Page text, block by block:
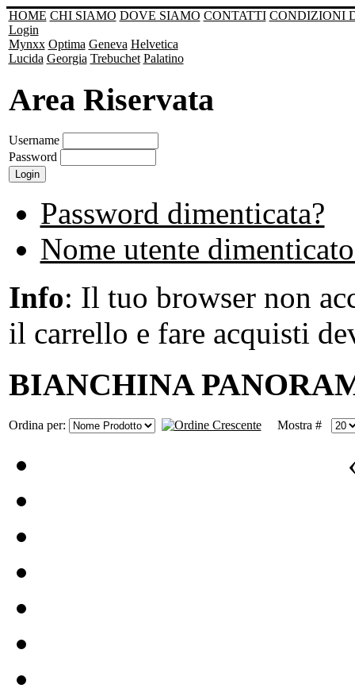
HOME CHI SIAMO DOVE SIAMO CONTATTI CONDIZIONI
Login
Mynxx Optima Geneva Helvetica
Lucida Georgia Trebuchet Palatino
Area Riservata
Username
Password
Password dimenticata?
Nome utente
Info: Il tuo browser non
il carrello e fare acquisti
BIANCHINA
Ordina per: Mostra #